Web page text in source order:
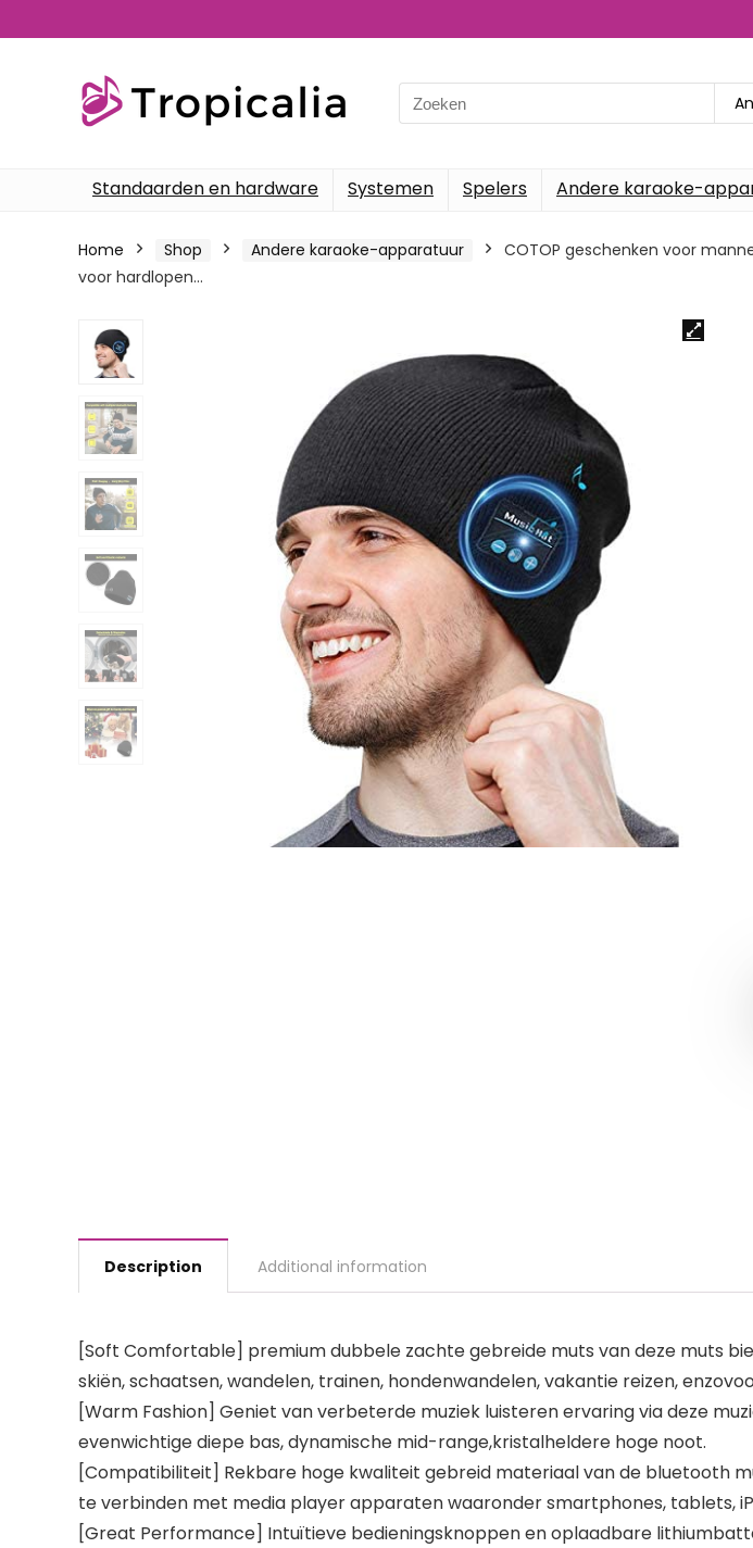
Search
for:
Standaarden en hardware Systemen Spelers Andere karaoke-
Home Shop Andere karaoke-apparatuur
COTOP geschenken voor
voor hardlopen…
Description Additional information
[Soft Comfortable] premium dubbele zachte gebreide muts van deze muts
skiën, schaatsen, wandelen, trainen, hondenwandelen, vakantie reizen,
[Warm Fashion] Geniet van verbeterde muziek luisteren ervaring via deze
evenwichtige diepe bas, dynamische mid-range,kristalheldere hoge noot.
[Compatibiliteit] Rekbare hoge kwaliteit gebreid materiaal van de bluetooth
te verbinden met media player apparaten waaronder smartphones, tablets,
[Great Performance] Intuïtieve bedieningsknoppen en oplaadbare